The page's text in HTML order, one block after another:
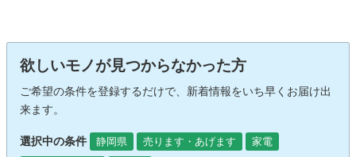
欲しいモノが見つからなかった方
ご希望の条件を登録するだけで、新着情報をいち早くお届け出
来ます。
選択中の条件 静岡県 売ります・あげます
家電